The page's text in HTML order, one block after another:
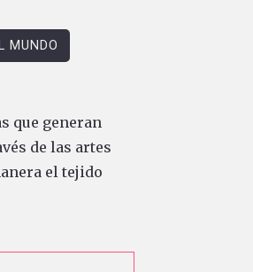
MUNDO
que generan
de las artes
el tejido